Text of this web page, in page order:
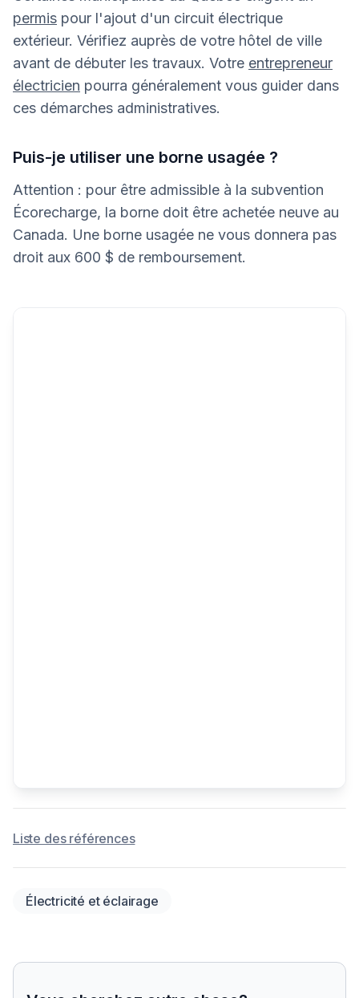
permis pour l'ajout d'un circuit électrique
extérieur. Vérifiez auprès de votre hôtel de ville
avant de débuter les travaux. Votre entrepreneur
électricien pourra généralement vous guider dans
ces démarches administratives.
Puis-je utiliser une borne usagée ?
Attention : pour être admissible à la subvention
Écorecharge, la borne doit être achetée neuve au
Canada. Une borne usagée ne vous donnera pas
droit aux 600 $ de remboursement.
Liste des références
Électricité et éclairage